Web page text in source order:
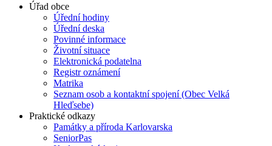
Úřad obce
Úřední hodiny
Úřední deska
Povinné informace
Životní situace
Elektronická podatelna
Registr oznámení
Matrika
Seznam osob a kontaktní spojení (Obec Velká
Hleďsebe)
Praktické odkazy
Památky a příroda Karlovarska
SeniorPas